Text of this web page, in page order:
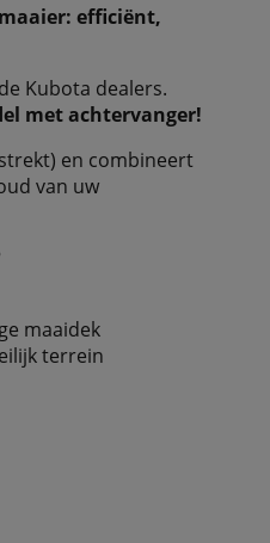
efficiënt,
Kubota dealers.
met achtervanger!
en combineert
van uw
maaidek
terrein